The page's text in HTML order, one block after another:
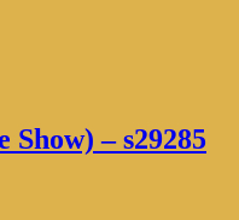
– s29285